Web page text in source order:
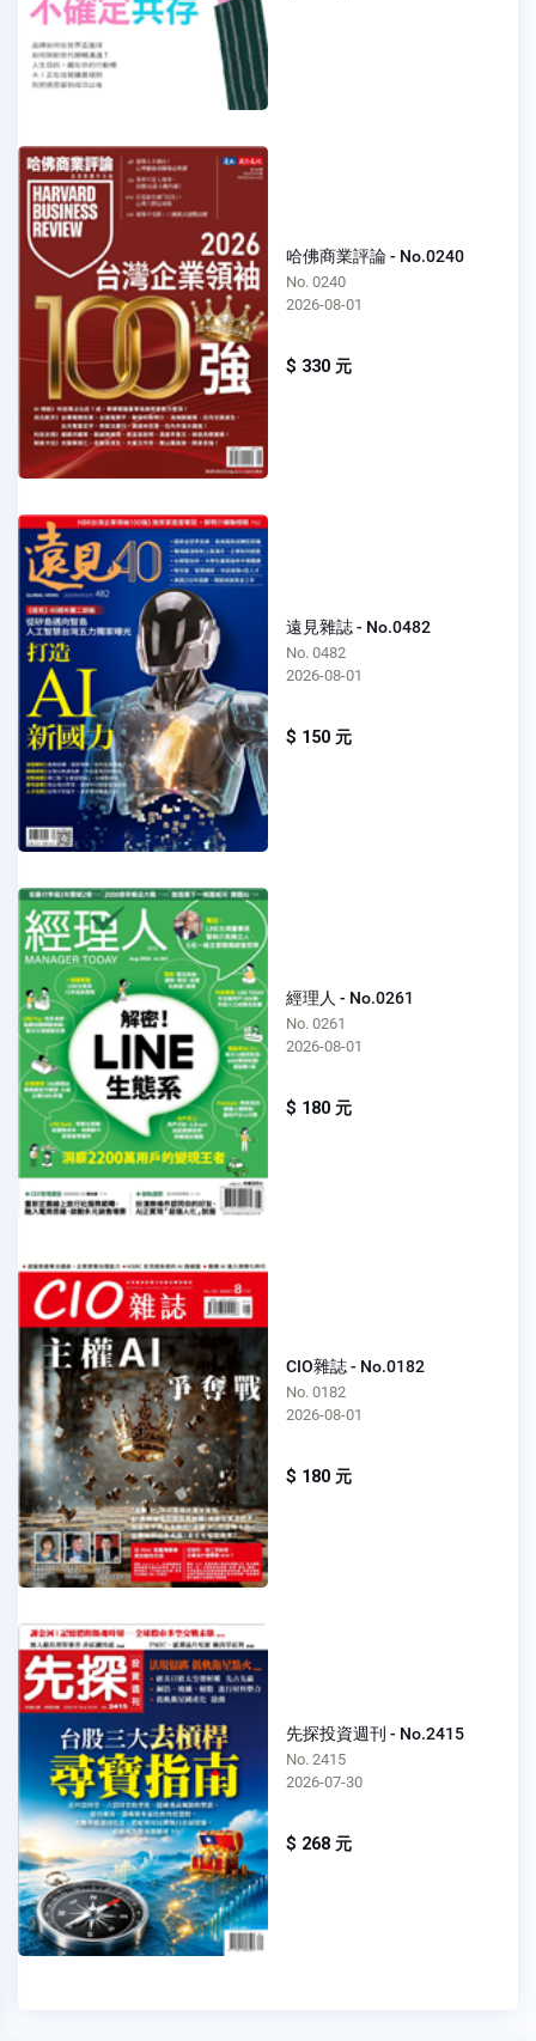
哈佛商業評論 - No.0240
No. 0240
2026-08-01
$ 330 元
遠見雜誌 - No.0482
No. 0482
2026-08-01
$ 150 元
經理人 - No.0261
No. 0261
2026-08-01
$ 180 元
CIO雜誌 - No.0182
No. 0182
2026-08-01
$ 180 元
先探投資週刊 - No.2415
No. 2415
2026-07-30
$ 268 元